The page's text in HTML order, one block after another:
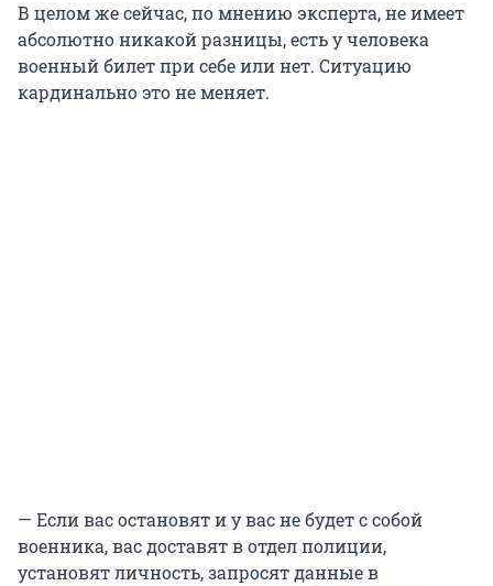
В целом же сейчас, по мнению эксперта, не имеет
абсолютно никакой разницы, есть у человека
военный билет при себе или нет. Ситуацию
кардинально это не меняет.
— Если вас остановят и у вас не будет с собой
военника, вас доставят в отдел полиции,
установят личность, запросят данные в